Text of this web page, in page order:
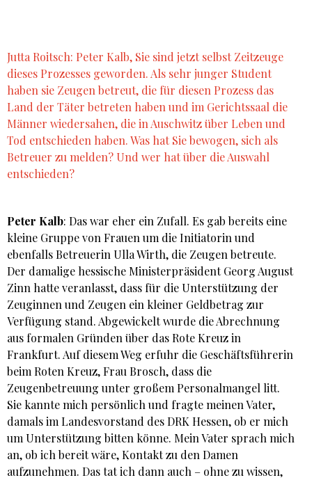
Jutta Roitsch: Peter Kalb, Sie sind jetzt selbst Zeitzeuge
dieses Prozesses geworden. Als sehr junger Student
haben sie Zeugen betreut, die für diesen Prozess das
Land der Täter betreten haben und im Gerichtssaal die
Männer wiedersahen, die in Auschwitz über Leben und
Tod entschieden haben. Was hat Sie bewogen, sich als
Betreuer zu melden? Und wer hat über die Auswahl
entschieden?
Peter Kalb: Das war eher ein Zufall. Es gab bereits eine
kleine Gruppe von Frauen um die Initiatorin und
ebenfalls Betreuerin Ulla Wirth, die Zeugen betreute.
Der damalige hessische Ministerpräsident Georg August
Zinn hatte veranlasst, dass für die Unterstützung der
Zeuginnen und Zeugen ein kleiner Geldbetrag zur
Verfügung stand. Abgewickelt wurde die Abrechnung
aus formalen Gründen über das Rote Kreuz in
Frankfurt. Auf diesem Weg erfuhr die Geschäftsführerin
beim Roten Kreuz, Frau Brosch, dass die
Zeugenbetreuung unter großem Personalmangel litt.
Sie kannte mich persönlich und fragte meinen Vater,
damals im Landesvorstand des DRK Hessen, ob er mich
um Unterstützung bitten könne. Mein Vater sprach mich
an, ob ich bereit wäre, Kontakt zu den Damen
aufzunehmen. Das tat ich dann auch – ohne zu wissen,